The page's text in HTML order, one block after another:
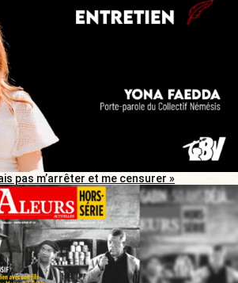
pas m’arrêter et me censurer »